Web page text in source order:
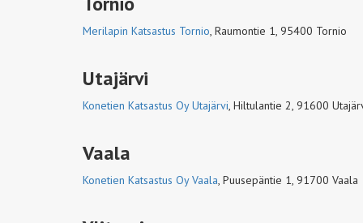
Merilapin Katsastus Tornio, Raumontie 1, 95400 Tornio
Utajärvi
Konetien Katsastus Oy Utajärvi, Hiltulantie 2, 91600
Vaala
Konetien Katsastus Oy Vaala, Puusepäntie 1, 91700 Vaala